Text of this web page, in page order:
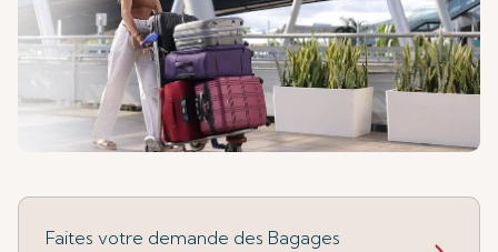
Faites votre demande des Bagages